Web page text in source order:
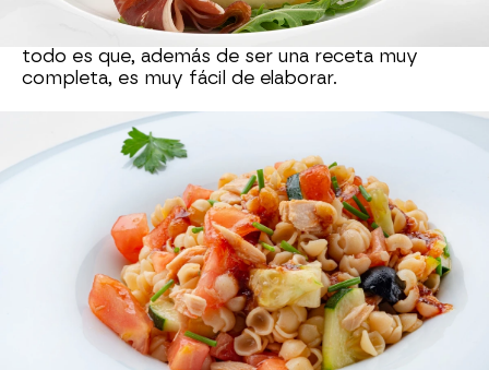
El cocinero ha elaboradoesta ensalada
saludable en poco tiempo, pero lo mejor de
todo es que, además de ser una receta muy
completa, es muy fácil de elaborar.
Ensalada de judías verdes
con patata nueva
Fácil, sabrosa y diferente. Karlos Arguiñano te
anima a preparar estaensalada de judías verdes
con patata nueva, que "se hace en un voleo" y
es diferente a la ensalada habitual y básica.